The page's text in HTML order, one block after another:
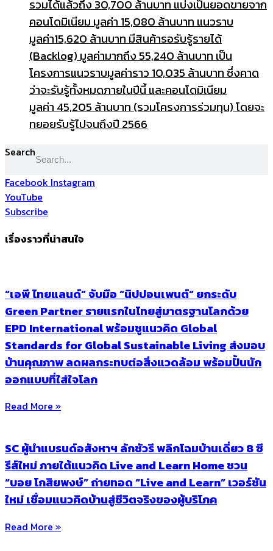
รวมได้แล้วถึง 30,700 ล้านบาท แบ่งเป็นยอดขายจาก
คอนโดมิเนียม มูลค่า 15,080 ล้านบาท แนวราบ
มูลค่า15,620 ล้านบาท มีสินค้ารอรับรู้รายได้
(Backlog) มูลค่ามากถึง 55,240 ล้านบาท เป็น
โครงการแนวราบมูลค่าราว 10,035 ล้านบาท ซึ่งคาด
ว่าจะรับรู้ทั้งหมดภายในปีนี้และคอนโดมิเนียม
มูลค่า 45,205 ล้านบาท (รวมโครงการร่วมทุน) โดยจะ
ทยอยรับรู้ไปจนถึงปี 2566
Search
Facebook Instagram
YouTube
Subscribe
เรื่องราวที่น่าสนใจ
“เอพี ไทยแลนด์” จับมือ “นิปปอนเพนต์” ยกระดับ
Green Partner รายแรกในไทยสู่มาตรฐานโลกด้วย
EPD International พร้อมชูแนวคิด Global
Standards for Global Sustainable Living ส่งมอบ
บ้านคุณภาพ ลดผลกระทบต่อสิ่งแวดล้อม พร้อมปั้นนัก
ออกแบบที่ใส่ใจโลก
Read More »
SC ผู้นำแบรนด์อสังหาฯ ลักชัวรี พลิกโฉมบ้านเดี่ยว 8 ซี
รีส์ใหม่ ภายใต้แนวคิด Live and Learn Home ชวน
“บอย โกสิยพงษ์” ถ่ายทอด “Live and Learn” เวอร์ชัน
ใหม่ เชื่อมแนวคิดบ้านสู่ชีวิตจริงของผู้บริโภค
Read More »